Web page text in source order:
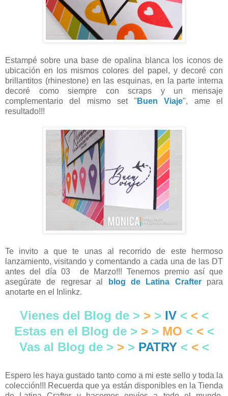
Estampé sobre una base de opalina blanca los iconos de
ubicación en los mismos colores del papel, y decoré con
brillantitos (rhinestone) en las esquinas, en la parte interna
decoré como siempre con scraps y un mensaje
complementario del mismo set " Buen Viaje", ame el
resultado!!!
Te invito a que te unas al recorrido de este hermoso
lanzamiento, visitando y comentando a cada una de las DT
antes del día 03 de Marzo!!! Tenemos premio así que
asegúrate de regresar al
blog de Latina Crafterpara
anotarte en el Inlinkz.
Vienes del Blog de > > > IV < < <
Estas en el Blog de > > > MO < < <
Vas al Blog de > > > PATRY < < <
Espero les haya gustado tanto como a mi este sello y toda la
colección!!! Recuerda que ya están disponibles en la Tienda